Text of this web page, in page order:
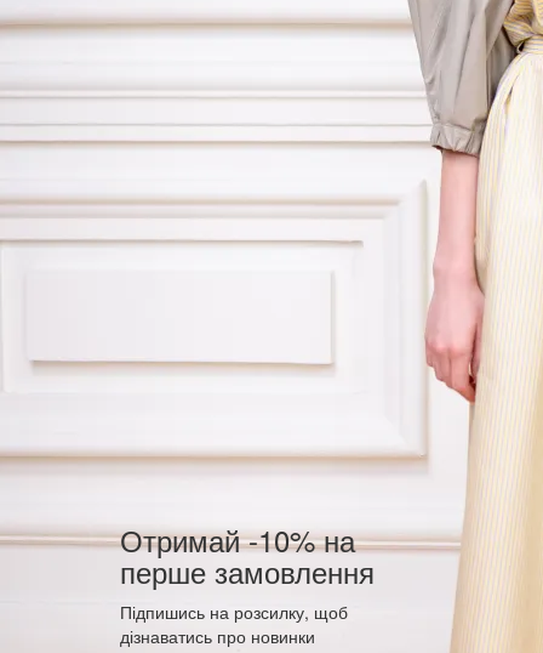
Отримай -10% на
перше замовлення
Підпишись на розсилку, щоб
дізнаватись про новинки